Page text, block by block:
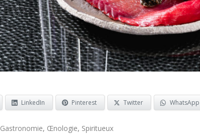
LinkedIn Pinterest Twitter WhatsApp
Gastronomie, Œnologie, Spiritueux